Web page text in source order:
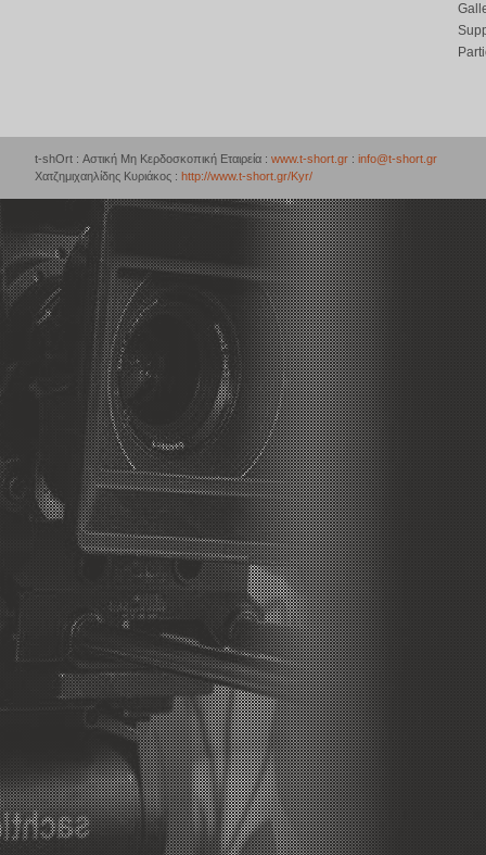
t-shOrt : Αστική Μη Κερδοσκοπική Εταιρεία : www.t-short.gr : info@t-short.gr
Χατζημιχαηλίδης Κυριάκος : http://www.t-short.gr/Kyr/